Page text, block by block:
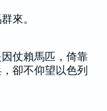
來。
仗賴馬匹，倚靠
卻不仰望以色列